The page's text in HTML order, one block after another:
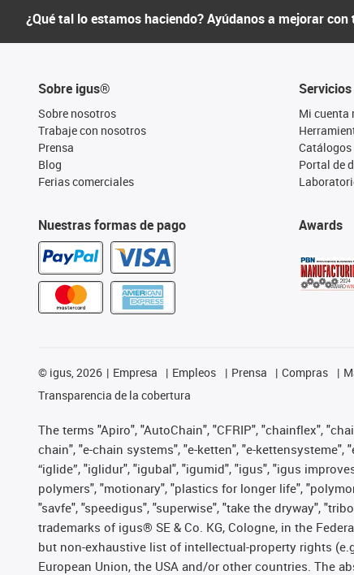
¿Qué tal lo estamos haciendo? Ayúdanos a mejorar
Sobre igus®
Sobre nosotros
Trabaje con nosotros
Prensa
Blog
Ferias comerciales
Nuestras formas de pago
Servicios
Mi cuenta
Catálogos
Portal de
Awards
© igus, 2026 Empresa Empleos Prensa Compras
Transparencia de la cobertura
The terms "Apiro", "AutoChain", "CFRIP", "chainflex",
chain", "e-chain systems", "e-ketten", "e-
“iglide”, "iglidur", "igubal", "igumid", "igus", "igus
polymers", "motionary", "plastics for longer life",
"savfe", "speedigus", "superwise", "take the dryway",
trademarks of igus® SE & Co. KG, Cologne, in the
but non-exhaustive list of intellectual-property rights
European Union, the USA and/or other countries. The